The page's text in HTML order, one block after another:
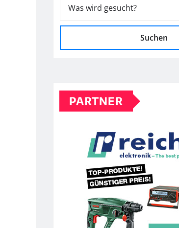
Suchen
PARTNER